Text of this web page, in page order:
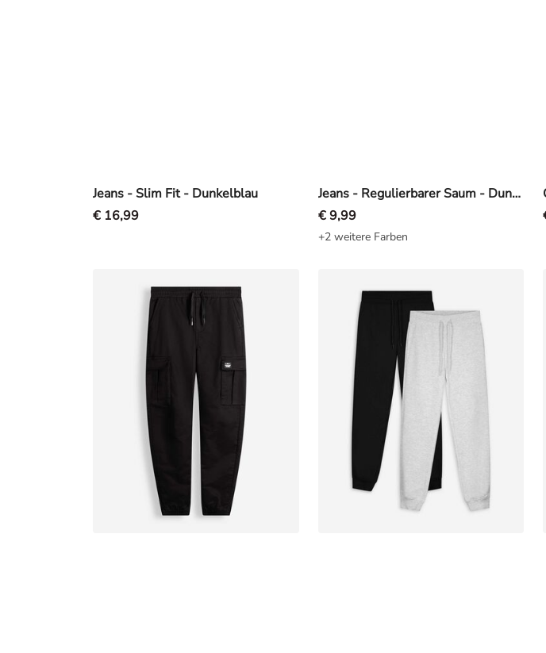
Jeans - Slim Fit - Dunkelblau
€ 16,99
Jeans - Regulierbarer Saum - Dunkelblau
€ 9,99
+2 weitere Farben